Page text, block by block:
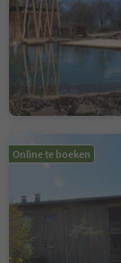
Online te boeken